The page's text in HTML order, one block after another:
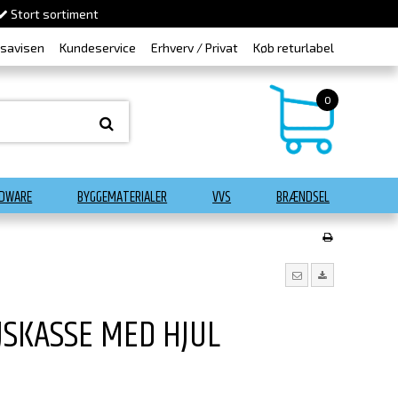
Stort sortiment
Kundeservice Erhverv / Privat Køb returlabel
0
BYGGEMATERIALER VVS BRÆNDSEL
MED HJUL